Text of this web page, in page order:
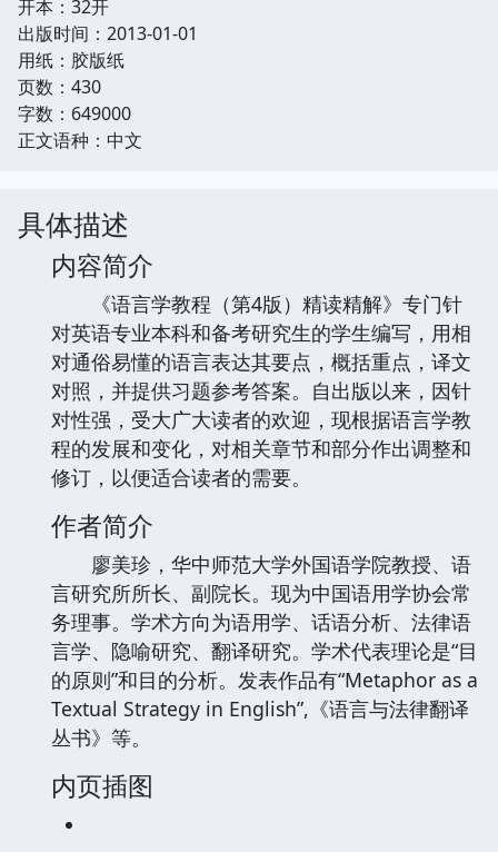
开本：32开
出版时间：2013-01-01
用纸：胶版纸
页数：430
字数：649000
正文语种：中文
具体描述
内容简介
《语言学教程（第4版）精读精解》专门针
对英语专业本科和备考研究生的学生编写，用相
对通俗易懂的语言表达其要点，概括重点，译文
对照，并提供习题参考答案。自出版以来，因针
对性强，受大广大读者的欢迎，现根据语言学教
程的发展和变化，对相关章节和部分作出调整和
修订，以便适合读者的需要。
作者简介
廖美珍，华中师范大学外国语学院教授、语
言研究所所长、副院长。现为中国语用学协会常
务理事。学术方向为语用学、话语分析、法律语
言学、隐喻研究、翻译研究。学术代表理论是“目
的原则”和目的分析。发表作品有“Metaphor as a
Textual Strategy in English”,《语言与法律翻译
丛书》等。
内页插图